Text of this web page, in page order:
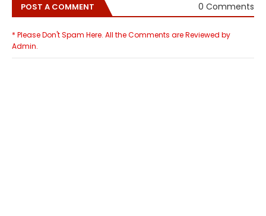
POST A COMMENT 0 Comments
* Please Don't Spam Here. All the Comments are Reviewed by
Admin.